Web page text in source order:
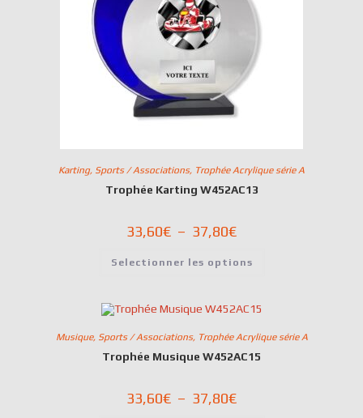
Karting, Sports / Associations, Trophée Acrylique série A
Trophée Karting W452AC13
33,60€ – 37,80€
Selectionner les options
Musique, Sports / Associations, Trophée Acrylique série A
Trophée Musique W452AC15
33,60€ – 37,80€